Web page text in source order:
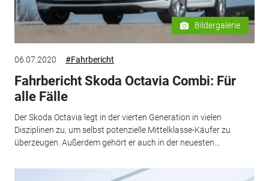
Bildergalerie
06.07.2020 #Fahrbericht
Fahrbericht Skoda Octavia Combi: Für
alle Fälle
Der Skoda Octavia legt in der vierten Generation in vielen
Disziplinen zu, um selbst potenzielle Mittelklasse-Käufer zu
überzeugen. Außerdem gehört er auch in der neuesten...